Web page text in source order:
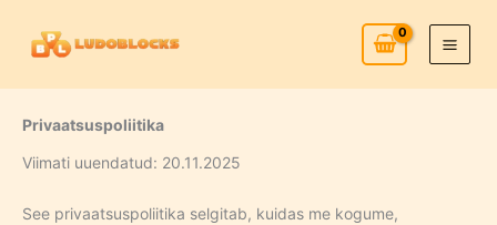
Privaatsuspoliitika
Viimati uuendatud: 20.11.2025
See privaatsuspoliitika selgitab, kuidas me kogume,